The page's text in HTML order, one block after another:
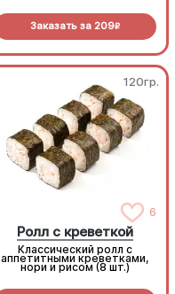
Заказать за 209R
120гр.
6
Ролл с креветкой
Классический ролл с
аппетитными креветками,
нори и рисом (8 шт.)